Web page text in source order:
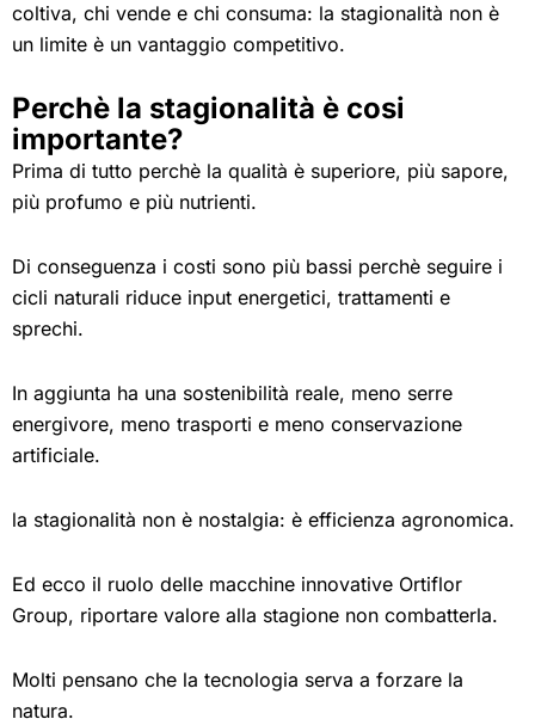
coltiva, chi vende e chi consuma: la stagionalità non è
un limite è un vantaggio competitivo.
Perchè la stagionalità è cosi
importante?
Prima di tutto perchè la qualità è superiore, più sapore,
più profumo e più nutrienti.
Di conseguenza i costi sono più bassi perchè seguire i
cicli naturali riduce input energetici, trattamenti e
sprechi.
In aggiunta ha una sostenibilità reale, meno serre
energivore, meno trasporti e meno conservazione
artificiale.
la stagionalità non è nostalgia: è efficienza agronomica.
Ed ecco il ruolo delle macchine innovative Ortiflor
Group, riportare valore alla stagione non combatterla.
Molti pensano che la tecnologia serva a forzare la
natura.